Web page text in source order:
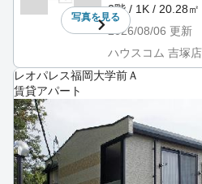
写真を見る
2階 / 1K / 20.28㎡
2026/08/06 更新
ハウスコム 吉塚店
レオパレス福岡大学前Ａ
賃貸アパート